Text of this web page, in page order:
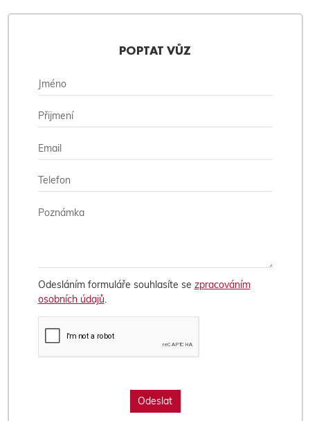
POPTAT VŮZ
Odesláním formuláře souhlasíte se zpracováním
osobních údajů.